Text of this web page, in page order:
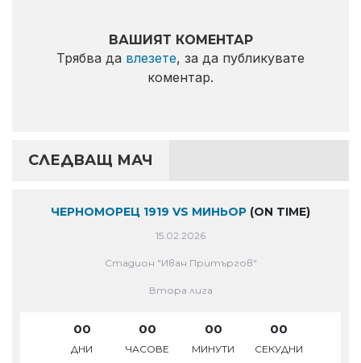
ВАШИЯТ КОМЕНТАР
Трябва да влезете, за да публикувате
коментар.
СЛЕДВАЩ МАЧ
ЧЕРНОМОРЕЦ 1919 VS МИНЬОР (ON TIME)
15.02.2026
Стадион "Иван Притъргов"
Втора лига
00
ДНИ
00
ЧАСОВЕ
00
МИНУТИ
00
СЕКУДНИ